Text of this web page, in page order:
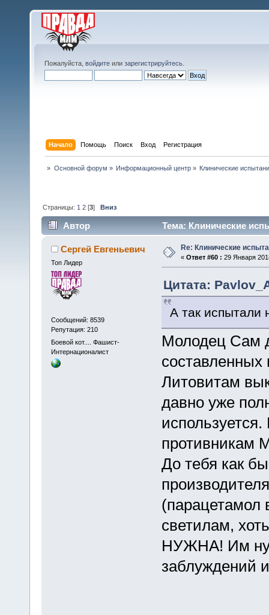
Пожалуйста, войдите или зарегистрируйтесь
Начало Помощь Поиск Вход Регистрация
» Основной форум » Информационный центр» Клинические
Страницы: 1 2 [3]Вниз
Автор Тема: Клинические
Сергей Евгеньевич
Топ Лидер
Сообщений: 8539
Репутация: 210
Боевой кот.... Фашист-
Интернационалист
Re: Клинические
« Ответ #60 : 29 Января
Цитата:
А так испытали
Молодец Сам
Литовитам
давно уже
противникам
До тебя как
(парацетамол
светилам,
НУЖНА! Им
заблуждений